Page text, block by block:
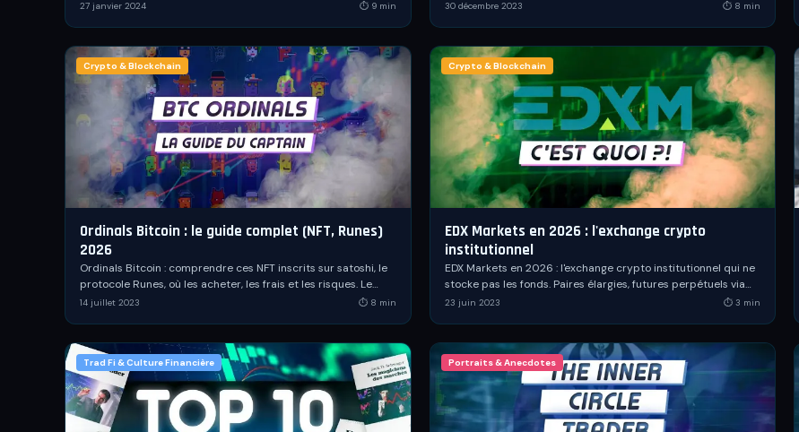
français et ses leçons sur la gestion du risque.
27 janvier 2024 ⏱ 9min
concrètes vers la liberté financière.
30 décembre 2023 ⏱ 8 min
Crypto & Blockchain
Ordinals Bitcoin : le guide complet (NFT, Runes)
2026
Ordinals Bitcoin : comprendre ces NFT inscrits sur satoshi, le
protocole Runes, où les acheter, les frais et les risques. Le
guide actualisé du Captain.
14 juillet 2023 ⏱ 8 min
Crypto & Blockchain
EDX Markets en 2026 : l'exchange crypto
institutionnel
EDX Markets en 2026 : l'exchange crypto institutionnel qui ne
stocke pas les fonds. Paires élargies, futures perpétuels via
EDX International, FlowConnect et contexte SEC.
23 juin 2023 ⏱3 min
Trad Fi & Culture Financière Portraits & Anecdotes